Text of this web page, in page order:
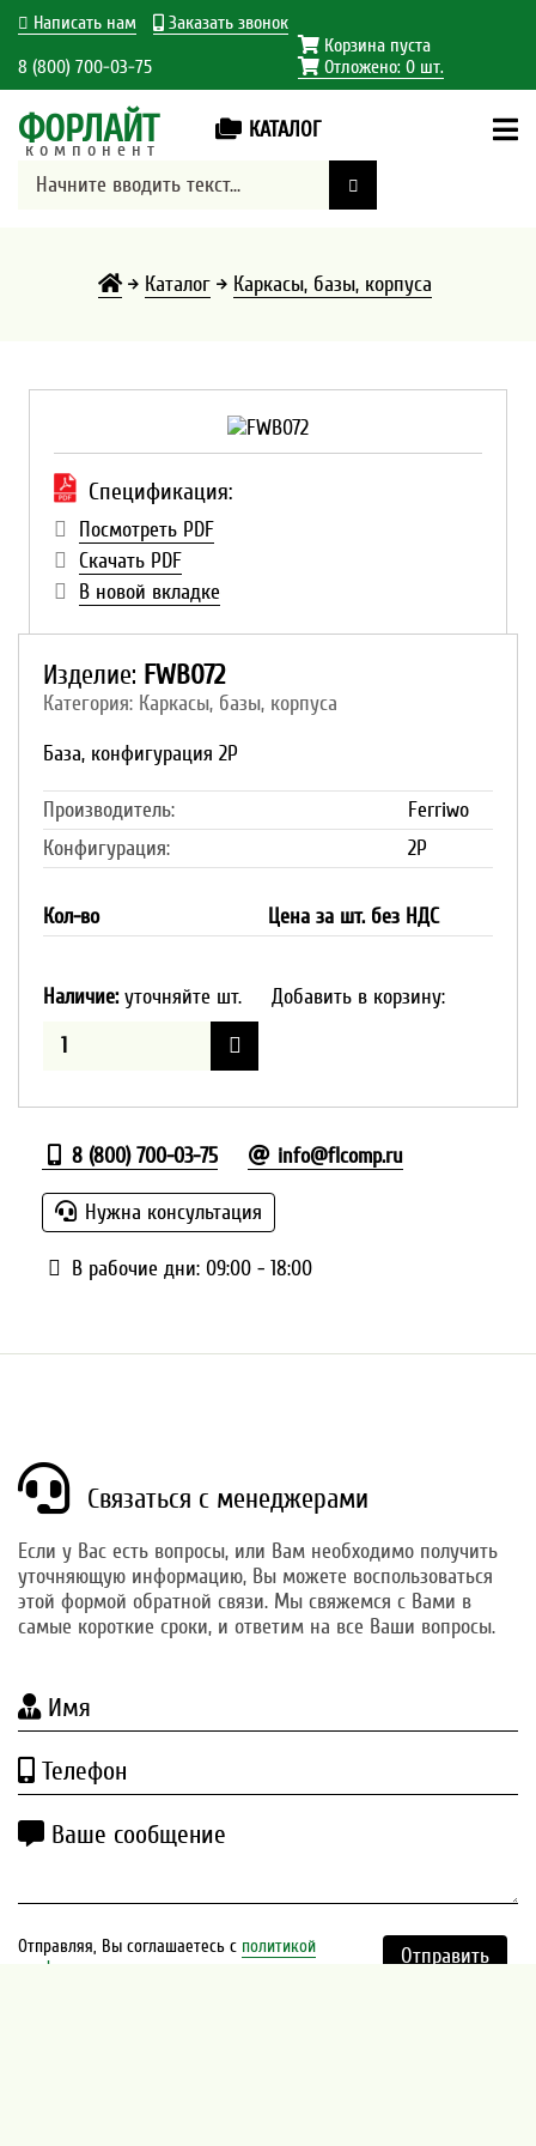
Написать нам Заказать звонок
8 (800) 700-03-75
Корзина пуста
Отложено: 0шт.
ФОРЛАЙТ
компонент
КАТАЛОГ
Каталог Каркасы, базы, корпуса
Спецификация:
Посмотреть PDF
Скачать PDF
В новой вкладке
Изделие: FWB072
Категория: Каркасы, базы, корпуса
База, конфигурация 2P
Производитель:
Ferriwo
Конфигурация:
2P
Кол-во Цена за шт. без НДС
Наличие: уточняйте шт. Добавить в корзину:
8 (800) 700-03-75 info@flcomp.ru
Нужна консультация
В рабочие дни: 09:00 - 18:00
Связаться с менеджерами
Если у Вас есть вопросы, или Вам необходимо получить
уточняющую информацию, Вы можете воспользоваться
этой формой обратной связи. Мы свяжемся с Вами в
самые короткие сроки, и ответим на все Ваши вопросы.
Имя
Телефон
Ваше сообщение
Отправляя, Вы соглашаетесь с политикой
конфиденциальности
Отправить